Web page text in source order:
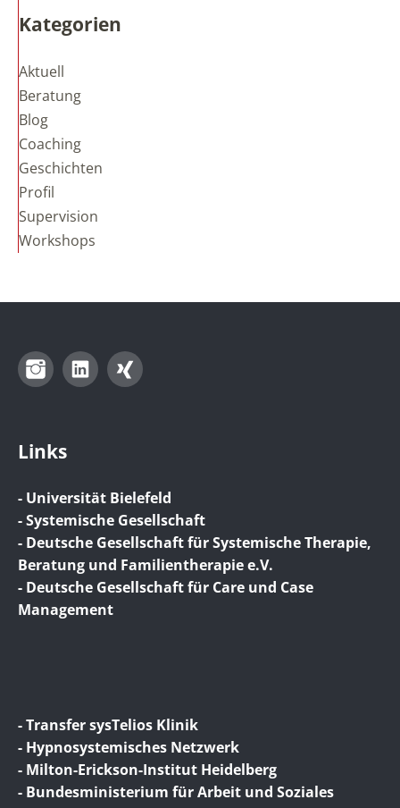
Kategorien
Aktuell
Beratung
Blog
Coaching
Geschichten
Profil
Supervision
Workshops
InstagramLinkedIn
Links
- Universität Bielefeld
- Systemische Gesellschaft
- Deutsche Gesellschaft für Systemische Therapie,
Beratung und Familientherapie e.V.
- Deutsche Gesellschaft für Care und Case
Management
- Transfer sysTelios Klinik
- Hypnosystemisches Netzwerk
- Milton-Erickson-Institut Heidelberg
- Bundesministerium für Arbeit und Soziales